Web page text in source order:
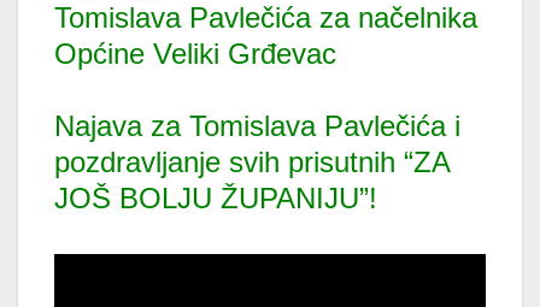
Tomislava Pavlečića za načelnika
Općine Veliki Grđevac
Najava za Tomislava Pavlečića i
pozdravljanje svih prisutnih “ZA
JOŠ BOLJU ŽUPANIJU”!